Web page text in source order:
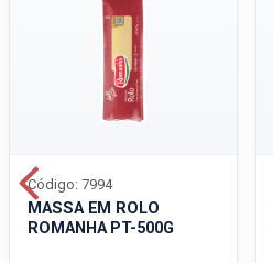
MASSA EM ROLO
ROMANHA PT-500G
Código: 7994